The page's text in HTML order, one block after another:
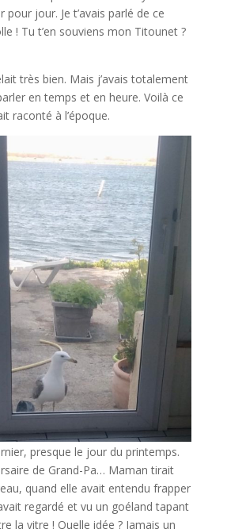
jour. Je t’avais parlé de ce
! Tu t’en souviens mon Titounet ?
très bien. Mais j’avais totalement
en temps et en heure. Voilà ce
raconté à l’époque.
presque le jour du printemps.
de Grand-Pa… Maman tirait
quand elle avait entendu frapper
regardé et vu un goéland tapant
la vitre ! Quelle idée ? Jamais un